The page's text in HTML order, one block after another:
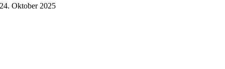
24. Oktober 2025